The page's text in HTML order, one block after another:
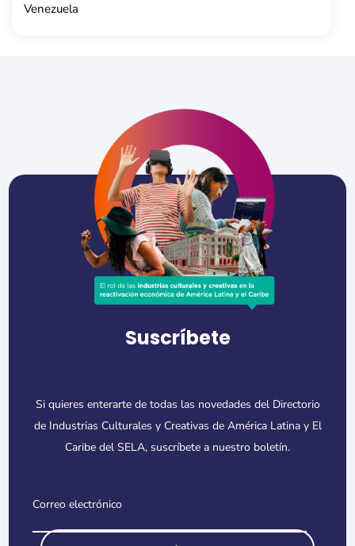
Venezuela
Suscríbete
Si quieres enterarte de todas las novedades del Directorio
de Industrias Culturales y Creativas de América Latina y El
Caribe del SELA, suscríbete a nuestro boletín.